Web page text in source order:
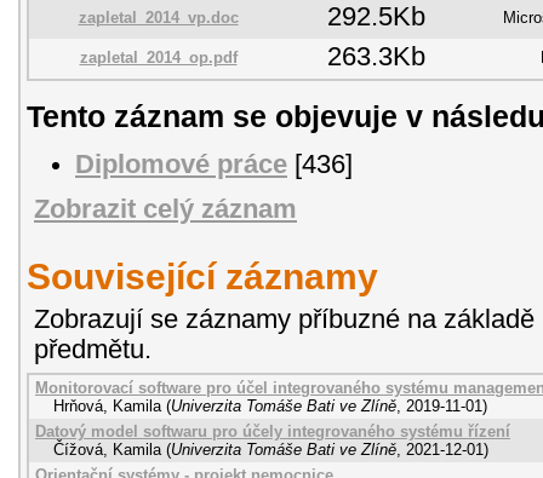
zapletal_2014_vp.doc 292.5Kb
zapletal_2014_op.pdf 263.3Kb
Tento záznam se objevuje v
Diplomové práce [436]
Zobrazit celý záznam
Související záznamy
Zobrazují se záznamy příbuzné na základě
předmětu.
Monitorovací software pro účel integrovaného systému
Hrňová, Kamila (Univerzita Tomáše Bati ve Zlíně, 2019-11-01)
Datový model softwaru pro účely integrovaného systému řízení
Čížová, Kamila (Univerzita Tomáše Bati ve Zlíně, 2021-12-01)